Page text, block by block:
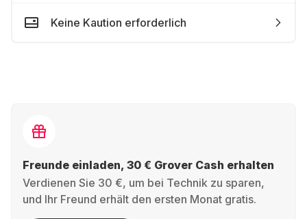
Keine Kaution erforderlich
Freunde einladen, 30 € Grover Cash erhalten
Verdienen Sie 30 €, um bei Technik zu sparen,
und Ihr Freund erhält den ersten Monat gratis.